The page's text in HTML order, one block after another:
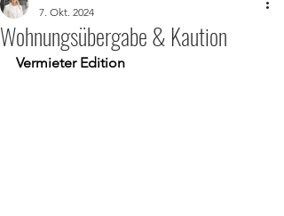
Wohnungsübergabe & Kaution
7. Okt. 2024
Vermieter Edition